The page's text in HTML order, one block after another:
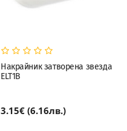
Накрайник затворена звезда
ELT1B
3.15€ (6.16лв.)